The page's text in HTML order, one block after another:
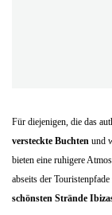
Für diejenigen, die das
versteckte Buchten und
bieten eine ruhigere
abseits der
schönsten Strände